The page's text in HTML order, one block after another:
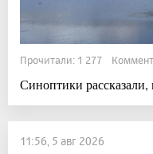
Прочитали: 1 277
Синоптики рассказали,
11:56, 5 авг 2026